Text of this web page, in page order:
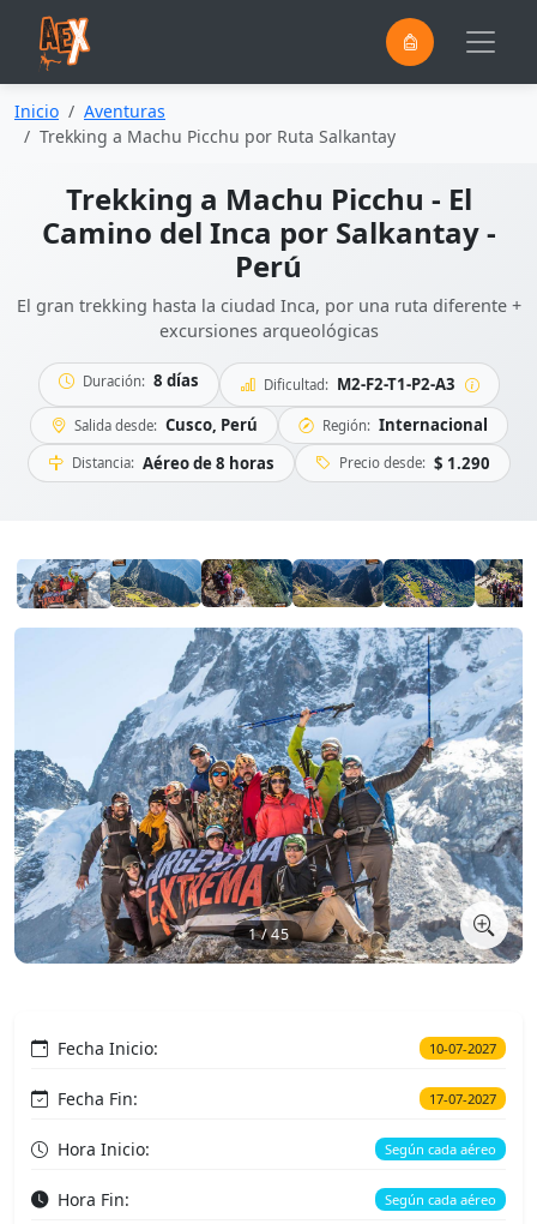
Inicio
Aventuras
Trekking a Machu Picchu por Ruta Salkantay
Trekking a Machu Picchu - El
Camino del Inca por Salkantay -
Perú
El gran trekking hasta la ciudad Inca, por una ruta diferente +
excursiones arqueológicas
Duración: 8 días Dificultad: M2-F2-T1-P2-A3
Salida desde: Cusco, Perú Región: Internacional
Distancia: Aéreo de 8 horas Precio desde: $ 1.290
1 / 45
Fecha Inicio: 10-07-2027
Fecha Fin: 17-07-2027
Hora Inicio: Según cada aéreo
Hora Fin: Según cada aéreo